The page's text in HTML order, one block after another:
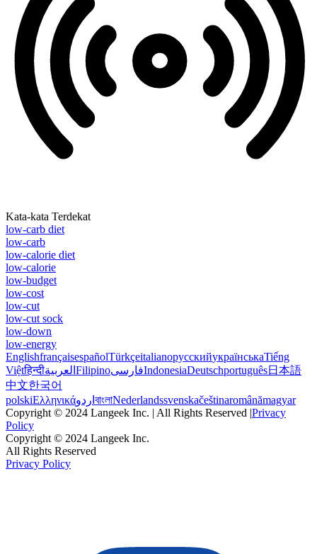
Kata-kata Terdekat
low-carb diet
low-carb
low-calorie diet
low-calorie
low-budget
low-cost
low-cut
low-cut sock
low-down
low-energy
EnglishfrançaisespañolTürkçeitalianoрусскийукраїнськаTiếng
Việtहिन्दीالعربية FilipinoفارسیIndonesiaDeutschportuguês日本語
中文한국어
polskiΕλληνικάاردو বাংলাNederlandssvenskačeštinaromânămagyar
Copyright © 2024 Langeek Inc. | All Rights Reserved |Privacy
Policy
Copyright © 2024 Langeek Inc.
All Rights Reserved
Privacy Policy